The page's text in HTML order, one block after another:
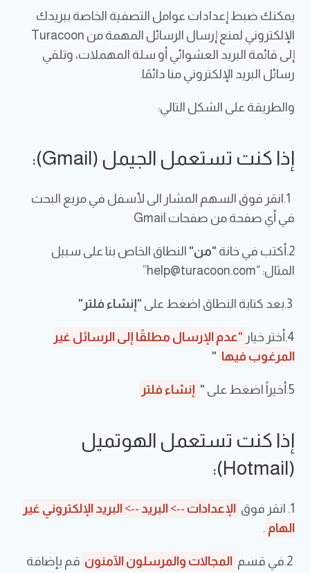
يمكنك ضبط إعدادات عوامل التصفية الخاصة ببريدك
الإلكتروني لمنع إرسال الرسائل المهمة من Turacoon
إلى قائمة البريد العشوائي أو سلة المهملات، وتلقي
رسائل البريد الإلكتروني منا دائمًا.
والطريقة على الشكل التالي:
إذا كنت تستعمل الجيمل (Gmail):
1.انقر فوق السهم المشار الى لأسفل في مربع البحث
في أي صفحة من صفحات Gmail
2.أكتب في خانة "من" النطاق الخاص بنا على سبيل
المثال: “help@turacoon.com
”
"إنشاء فلتر"
4.أختر خيار "عدم الإرسال مطلقًا إلى الرسائل غير
المرغوب فيها "
5.أخيراً اضغط على " إنشاء فلتر
إذا كنت تستعمل الهوتميل
(Hotmail):
1. انقر فوق الإعدادات --> البريد --> البريد الإلكتروني غير
الهام .
المجالات والمرسلون الآمنون قم بإضافة